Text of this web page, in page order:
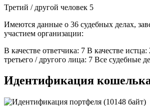
Третий / другой человек 5
Имеются данные о 36 судебных делах,
участием организации:
В качестве ответчика: 7 В качестве истца:
третьего / другого лица: 7 Все судебные
Идентификация